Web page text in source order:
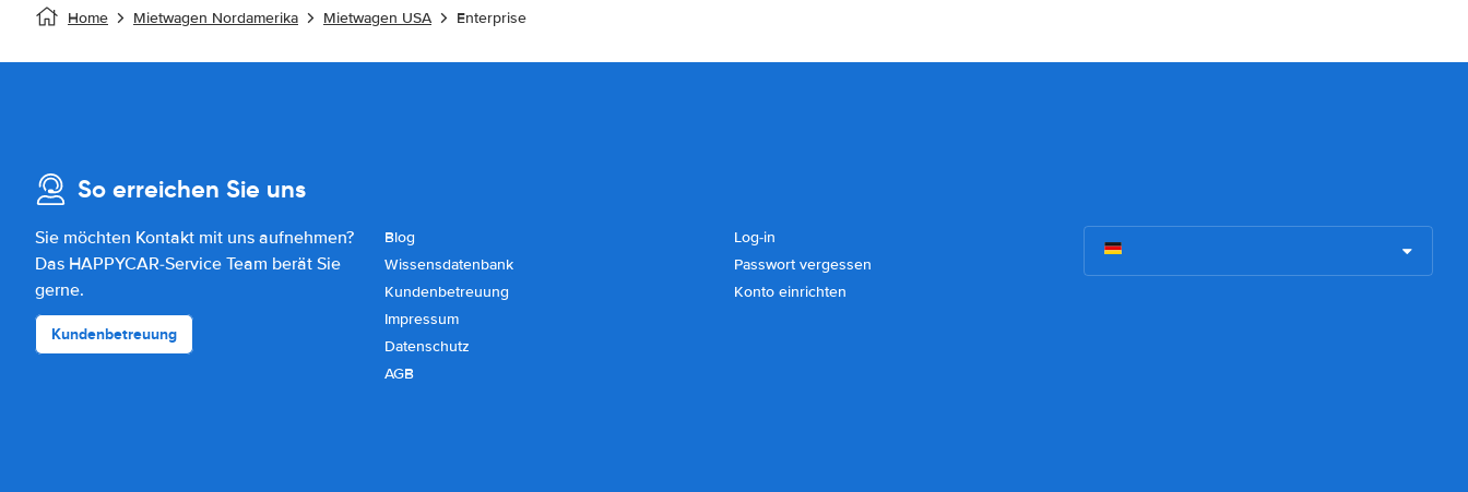
Home Mietwagen Nordamerika Mietwagen USA Enterprise
So erreichen Sie uns
Sie möchten Kontakt mit uns aufnehmen?
Das HAPPYCAR-Service Team berät Sie
gerne.
Kundenbetreuung
Blog
Wissensdatenbank
Kundenbetreuung
Impressum
Datenschutz
AGB
Log-in
Passwort vergessen
Konto einrichten